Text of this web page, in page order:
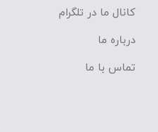
کانال ما در تلگرام
درباره ما
تماس با ما